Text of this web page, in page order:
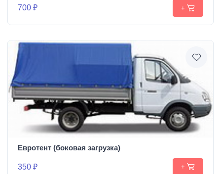
700 ₽ +
Евротент (боковая загрузка)
350 ₽ +